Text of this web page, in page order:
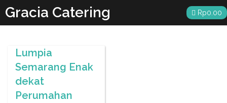
to
content
Gracia Catering Rp0.00
Lumpia
Semarang Enak
dekat
Perumahan